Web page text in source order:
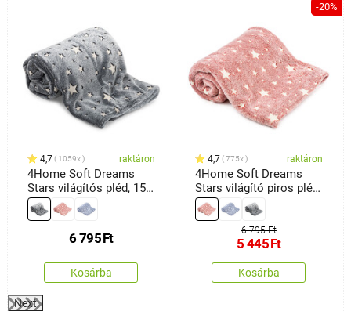
4,7 1059x raktáron
4Home Soft Dreams
Stars világítós pléd, 150
x 200 cm
6 795Ft
Kosárba
-20%
4,7 775x raktáron
4Home Soft Dreams
Stars világító piros pléd,
150 x 200 cm
6 795 Ft
5 445Ft
Kosárba
Next